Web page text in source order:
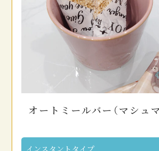
オートミールバー（マシュ
インスタントタイプ